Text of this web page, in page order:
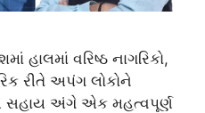
હાલમાં વરિષ્ઠ નાગરિકો,
રીતે અપંગ લોકોને
સહાય અંગે એક મહત્વપૂર્ણ